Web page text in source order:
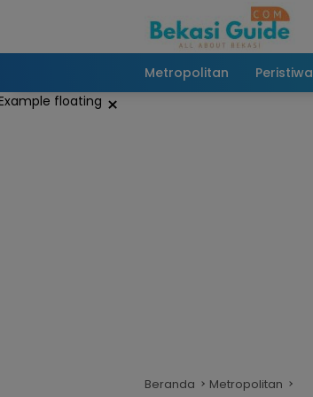
Metropolitan Peristiwa
×
Beranda Metropolitan